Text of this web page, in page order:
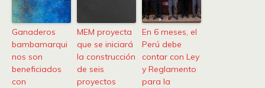
Ganaderos
bambamarqui
nos son
beneficiados
con
MEM proyecta
que se iniciará
la construcción
de seis
proyectos
En 6 meses, el
Perú debe
contar con Ley
y Reglamento
para la